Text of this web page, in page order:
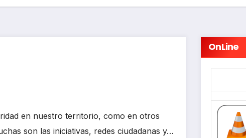
en nuestro territorio, como en otros
son las iniciativas, redes ciudadanas y…
OnLine